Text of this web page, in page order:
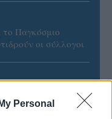
Personal
το Παγκόσμιο
οι σύλλογοι
του Ψάρρα